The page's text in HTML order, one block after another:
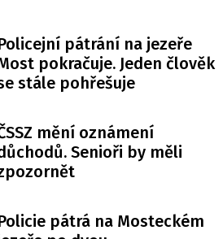
pátrání na jezeře
pokračuje. Jeden člověk
stále pohřešuje
mění oznámení
Senioři by měli
pátrá na Mosteckém